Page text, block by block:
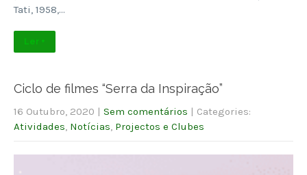
Tati, 1958,…
Ler +
Ciclo de filmes “Serra da Inspiração”
16 Outubro, 2020 | Sem comentários | Categories:
Atividades Notícias Projectos e Clubes